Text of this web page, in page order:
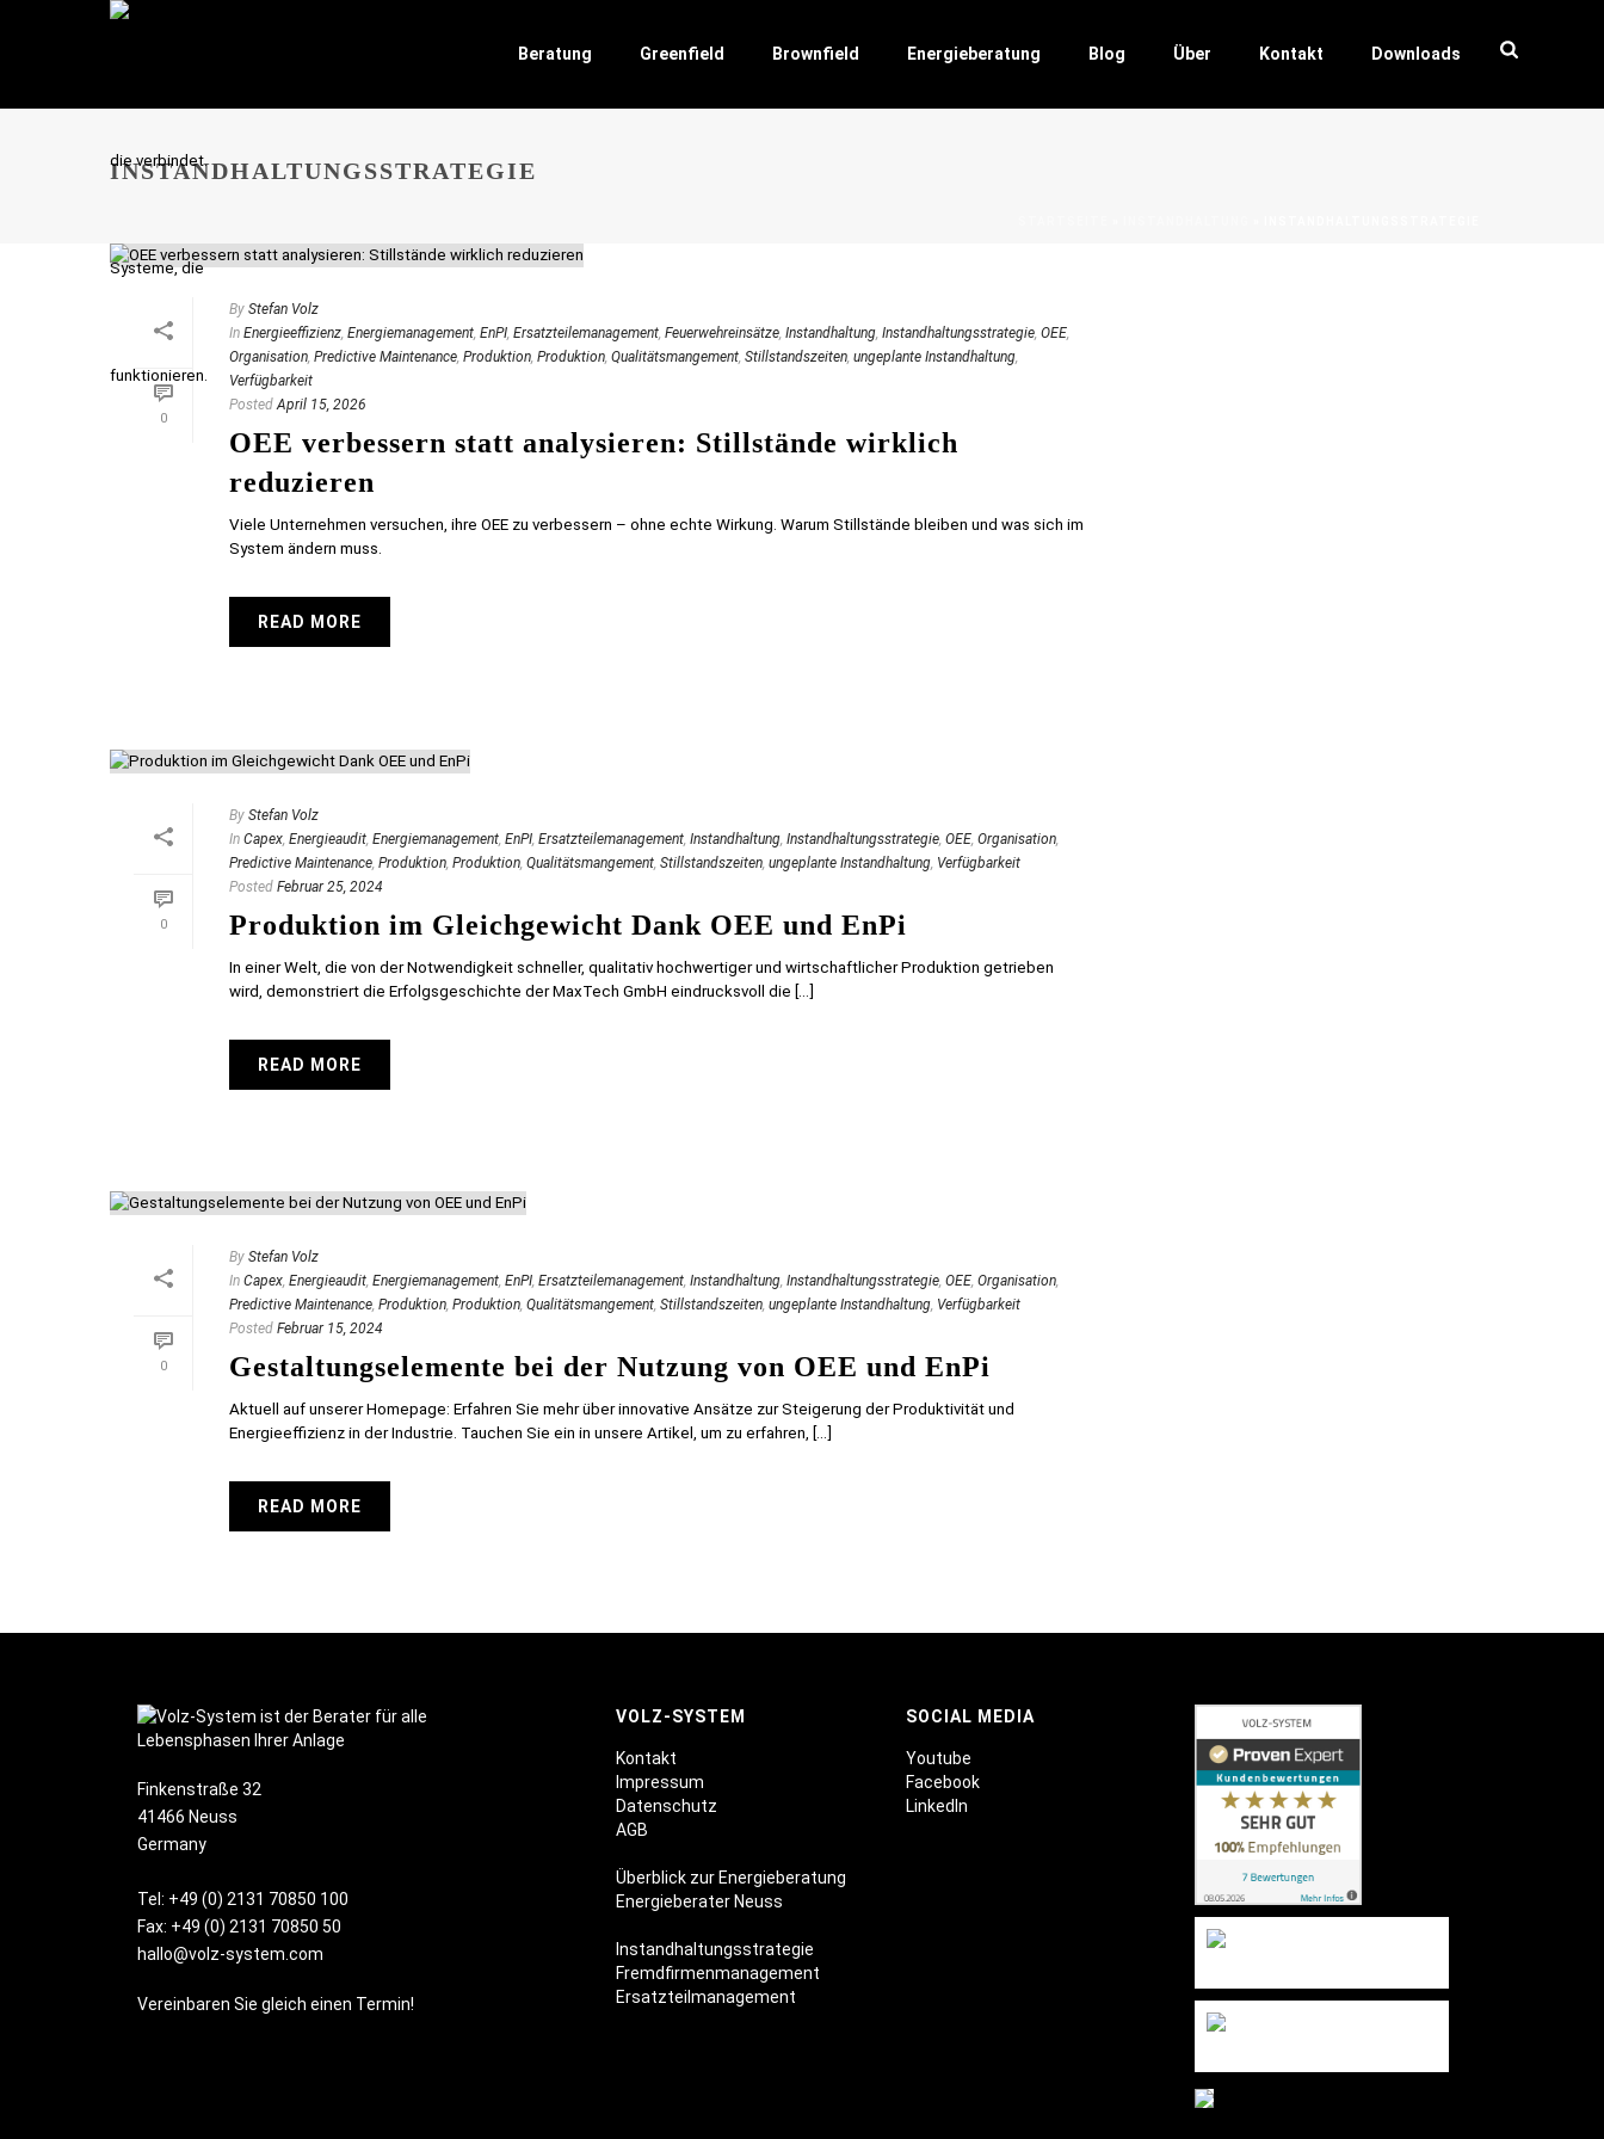
Beratung Greenfield Brownfield Energieberatung Blog Über Kontakt Downloads
INSTANDHALTUNGSSTRATEGIE
0
By Stefan Volz
In Energieeffizienz, Energiemanagement, EnPI, Ersatzteilemanagement, Feuerwehreinsätze, Instandhaltung, Instandhaltungsstrategie, OEE,
Organisation, Predictive Maintenance, Produktion, Produktion, Qualitätsmangement, Stillstandszeiten, ungeplante Instandhaltung,
Verfügbarkeit
Posted April 15, 2026
OEE verbessern statt analysieren: Stillstände wirklich
reduzieren
Viele Unternehmen versuchen, ihre OEE zu verbessern – ohne echte Wirkung. Warum Stillstände bleiben und was sich im
System ändern muss.
READ MORE
0
By Stefan Volz
In Capex, Energieaudit, Energiemanagement, EnPI, Ersatzteilemanagement, Instandhaltung, Instandhaltungsstrategie, OEE, Organisation,
Predictive Maintenance, Produktion, Produktion, Qualitätsmangement, Stillstandszeiten, ungeplante Instandhaltung, Verfügbarkeit
Posted Februar 25, 2024
Produktion im Gleichgewicht Dank OEE und EnPi
In einer Welt, die von der Notwendigkeit schneller, qualitativ hochwertiger und wirtschaftlicher Produktion getrieben
wird, demonstriert die Erfolgsgeschichte der MaxTech GmbH eindrucksvoll die [...]
READ MORE
0
By Stefan Volz
In Capex, Energieaudit, Energiemanagement, EnPI, Ersatzteilemanagement, Instandhaltung, Instandhaltungsstrategie, OEE, Organisation,
Predictive Maintenance, Produktion, Produktion, Qualitätsmangement, Stillstandszeiten, ungeplante Instandhaltung, Verfügbarkeit
Posted Februar 15, 2024
Gestaltungselemente bei der Nutzung von OEE und EnPi
Aktuell auf unserer Homepage: Erfahren Sie mehr über innovative Ansätze zur Steigerung der Produktivität und
Energieeffizienz in der Industrie. Tauchen Sie ein in unsere Artikel, um zu erfahren, [...]
READ MORE
Finkenstraße 32
41466 Neuss
Germany
Tel: +49 (0) 2131 70850 100
Fax: +49 (0) 2131 70850 50
hallo@volz-system.com
Vereinbaren Sie gleich einen Termin!
VOLZ-SYSTEM
Kontakt
Impressum
Datenschutz
AGB
Überblick zur Energieberatung
Energieberater Neuss
Instandhaltungsstrategie
Fremdfirmenmanagement
Ersatzteilmanagement
SOCIAL MEDIA
Youtube
Facebook
LinkedIn